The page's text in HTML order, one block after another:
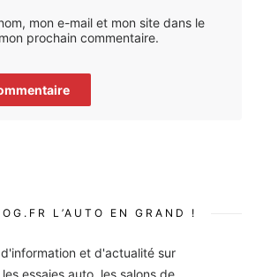
mon e-mail et mon site dans le
prochain commentaire.
L’AUTO EN GRAND !
et d'actualité sur